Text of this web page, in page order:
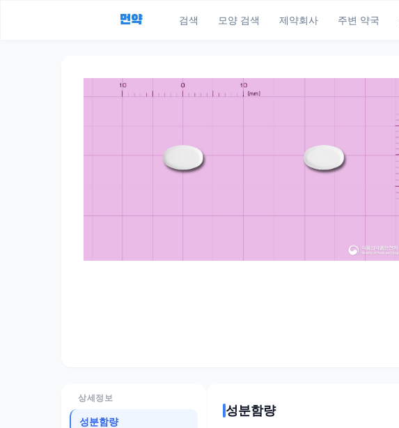
먼약 검색 모양 검색 제약회사 주변 약국
상세정보
성분함량
성분함량